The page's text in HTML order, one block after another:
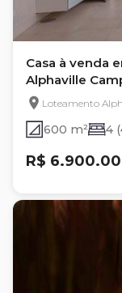
Casa à venda
Alphaville
Loteamento
600 m² 4
R$